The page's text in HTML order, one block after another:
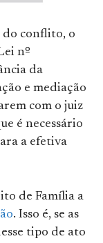
do conflito, o
nº
da
e mediação
com o juiz
é necessário
a efetiva
de Família a
. Isso é, se as
tipo de ato